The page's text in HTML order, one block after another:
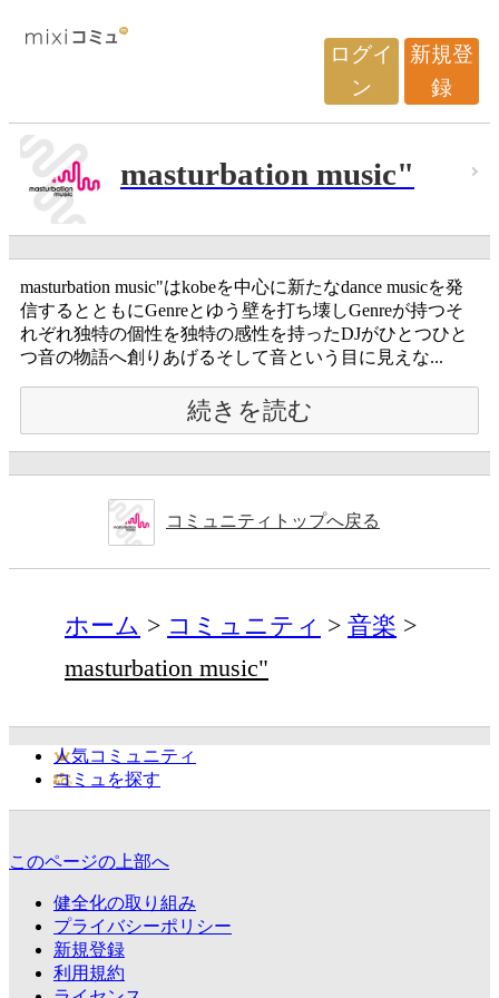
ログイ
ン
新規登
録
masturbation music"
masturbation music"はkobeを中心に新たなdance musicを発
信するとともにGenreとゆう壁を打ち壊しGenreが持つそ
れぞれ独特の個性を独特の感性を持ったDJがひとつひと
つ音の物語へ創りあげるそして音という目に見えな...
続きを読む
コミュニティトップへ戻る
ホーム コミュニティ
音楽
masturbation music"
人気コミュニティ
コミュを探す
このページの上部へ
健全化の取り組み
プライバシーポリシー
新規登録
利用規約